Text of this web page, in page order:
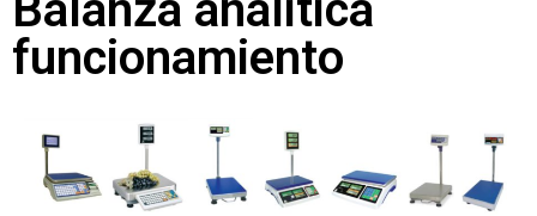
funcionamiento